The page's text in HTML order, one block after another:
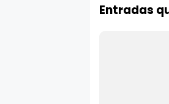
Entradas